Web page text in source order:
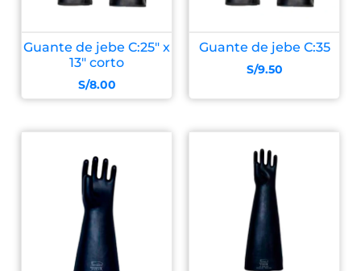
Guante de jebe C:25″ x
13″ corto
S/8.00
Guante de jebe C:35
S/9.50